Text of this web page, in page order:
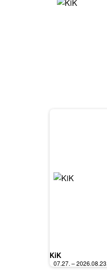
KiK
07.27. – 2026.08.23.